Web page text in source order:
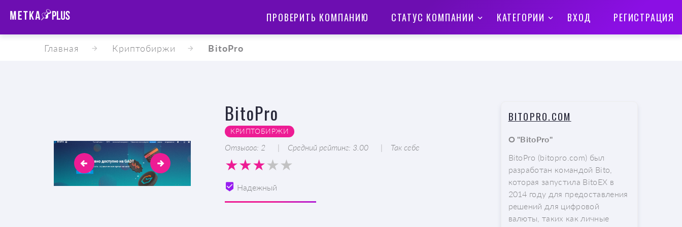
ПРОВЕРИТЬ КОМПАНИЮ СТАТУС КОМПАНИИ КАТЕГОРИИ ВХОД РЕГИСТРАЦИЯ
Главная Криптобиржи BitoPro
BitoPro
КРИПТОБИРЖИ
Отзывов: 2 Средний рейтинг: 3.00 Так себе
Надежный
BITOPRO.COM
О "BitoPro"
BitoPro (bitopro.com) был
разработан командой Bito,
которая запустила BitoEX в
2014 году для предоставления
решений для цифровой
валюты, таких как личные